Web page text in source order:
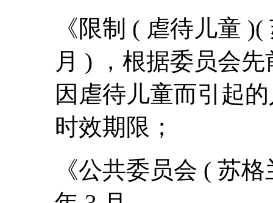
《限制 ( 虐待儿童
月 ) ，根据委员会
因虐待儿童而引起
时效期限；
《公共委员会 ( 苏